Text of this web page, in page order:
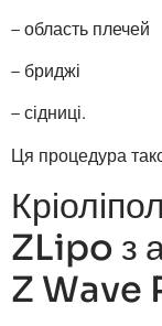
– область плечей
– бриджі
– сідниці.
Ця процедура
ZLipo з
Z Wave